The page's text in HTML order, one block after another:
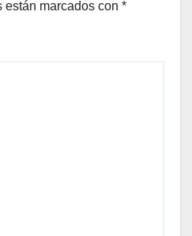
están marcados con *